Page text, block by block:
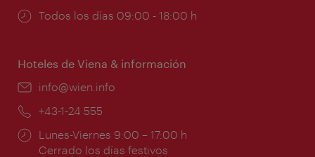
Horarios
Todos los días 09:00 - 18:00 h
Hoteles de Viena & información
e-
info@wien.info
Teléfono:
+43-1-24 555
Horarios
de
Lunes-Viernes 9:00 – 17:00 h
Cerrado los días festivos